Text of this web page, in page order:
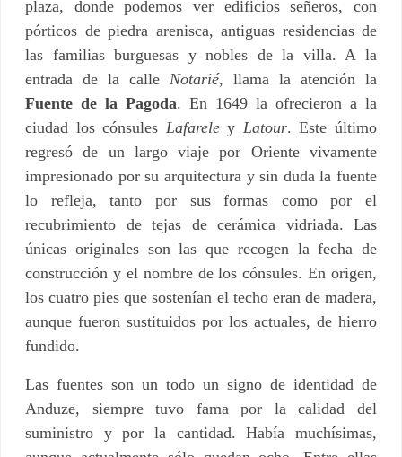
plaza, donde podemos ver edificios señeros, con
pórticos de piedra arenisca, antiguas residencias de
las familias burguesas y nobles de la villa. A la
entrada de la calle Notarié, llama la atención la
Fuente de la Pagoda. En 1649 la ofrecieron a la
ciudad los cónsules Lafareley Latour. Este último
regresó de un largo viaje por Oriente vivamente
impresionado por su arquitectura y sin duda la fuente
lo refleja, tanto por sus formas como por el
recubrimiento de tejas de cerámica vidriada. Las
únicas originales son las que recogen la fecha de
construcción y el nombre de los cónsules. En origen,
los cuatro pies que sostenían el techo eran de madera,
aunque fueron sustituidos por los actuales, de hierro
fundido.
Las fuentes son un todo un signo de identidad de
Anduze, siempre tuvo fama por la calidad del
suministro y por la cantidad. Había muchísimas,